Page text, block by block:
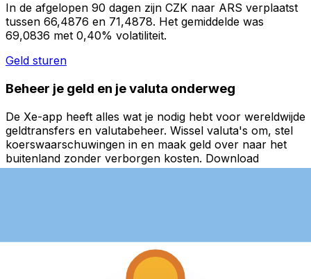
In de afgelopen 90 dagen zijn CZK naar ARS verplaatst
tussen 66,4876 en 71,4878. Het gemiddelde was
69,0836 met 0,40% volatiliteit.
Geld sturen
Beheer je geld en je valuta onderweg
De Xe-app heeft alles wat je nodig hebt voor wereldwijde
geldtransfers en valutabeheer. Wissel valuta's om, stel
koerswaarschuwingen in en maak geld over naar het
buitenland zonder verborgen kosten. Download
vandaag nog!